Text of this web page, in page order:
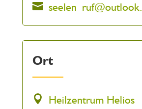
Ort
Heilzentrum Helios